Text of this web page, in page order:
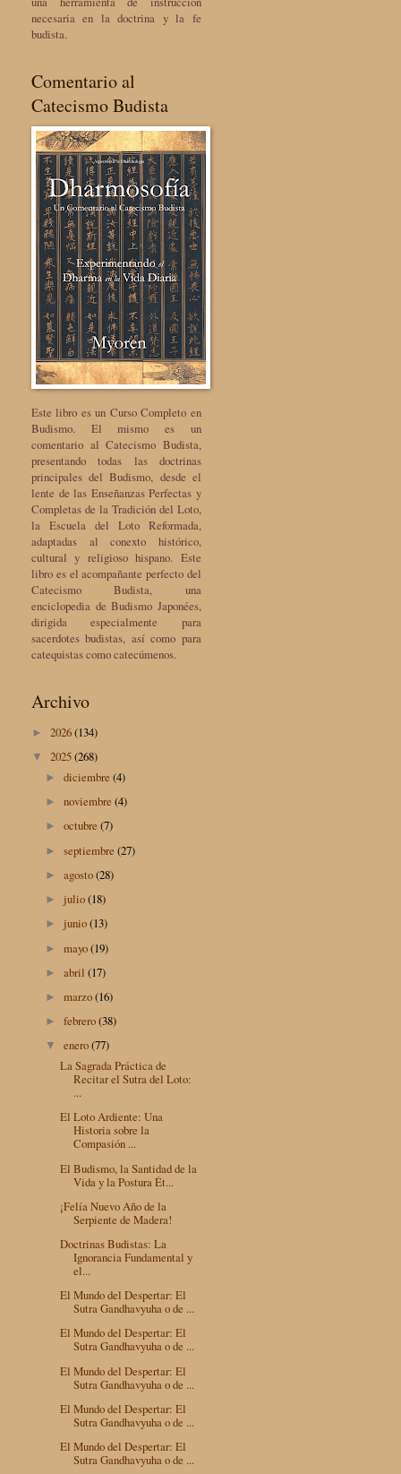
necesaria en la doctrina y la fe
budista.
Comentario al
Catecismo Budista
Este libro es un Curso Completo en
Budismo. El mismo es un
comentario al Catecismo Budista,
presentando todas las doctrinas
principales del Budismo, desde el
lente de las Enseñanzas Perfectas y
Completas de la Tradición del Loto,
la Escuela del Loto Reformada,
adaptadas al conexto histórico,
cultural y religioso hispano. Este
libro es el acompañante perfecto del
Catecismo Budista, una
enciclopedia de Budismo Japonées,
dirigida especialmente para
sacerdotes budistas, así como para
catequistas como catecúmenos.
Archivo
► 2026(134)
▼ 2025(268)
►diciembre(4)
►noviembre(4)
►octubre(7)
►septiembre(27)
►agosto(28)
► julio(18)
► junio(13)
►mayo(19)
►abril(17)
►marzo(16)
►febrero(38)
▼enero(77)
La Sagrada Práctica de
Recitar el Sutra del Loto:
...
El Loto Ardiente: Una
Historia sobre la
Compasión ...
El Budismo, la Santidad de la
Vida y la Postura Ét...
¡Felía Nuevo Año de la
Serpiente de Madera!
Doctrinas Budistas: La
Ignorancia Fundamental y
el...
El Mundo del Despertar: El
Sutra Gandhavyuha o de ...
El Mundo del Despertar: El
Sutra Gandhavyuha o de ...
El Mundo del Despertar: El
Sutra Gandhavyuha o de ...
El Mundo del Despertar: El
Sutra Gandhavyuha o de ...
El Mundo del Despertar: El
Sutra Gandhavyuha o de ...